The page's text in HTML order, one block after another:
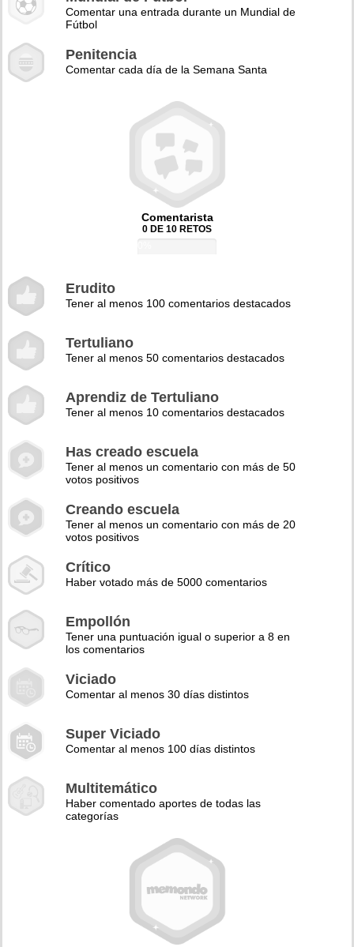
Comentar una entrada durante un Mundial de
Fútbol
Penitencia
Comentar cada día de la Semana Santa
Comentarista
0 DE 10 RETOS
Erudito
Tener al menos 100 comentarios destacados
Tertuliano
Tener al menos 50 comentarios destacados
Aprendiz de Tertuliano
Tener al menos 10 comentarios destacados
Has creado escuela
Tener al menos un comentario con más de 50
votos positivos
Creando escuela
Tener al menos un comentario con más de 20
votos positivos
Crítico
Haber votado más de 5000 comentarios
Empollón
Tener una puntuación igual o superior a 8 en
los comentarios
Viciado
Comentar al menos 30 días distintos
Super Viciado
Comentar al menos 100 días distintos
Multitemático
Haber comentado aportes de todas las
categorías